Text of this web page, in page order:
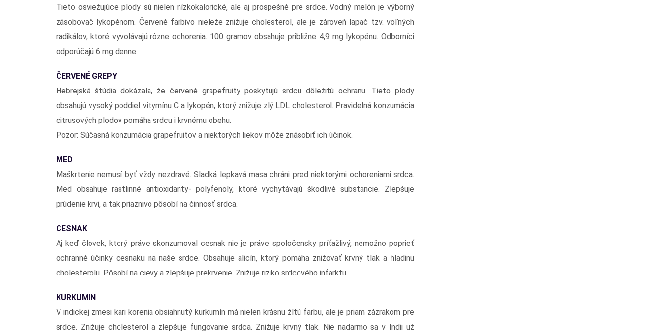
Tieto osviežujúce plody sú nielen nízkokalorické, ale aj prospešné pre srdce. Vodný melón je výborný
zásobovač lykopénom. Červené farbivo nieleže znižuje cholesterol, ale je zároveň lapač tzv. voľných
radikálov, ktoré vyvolávajú rôzne ochorenia. 100 gramov obsahuje približne 4,9 mg lykopénu. Odborníci
odporúčajú 6 mg denne.
ČERVENÉ GREPY
Hebrejská štúdia dokázala, že červené grapefruity poskytujú srdcu dôležitú ochranu. Tieto plody
obsahujú vysoký poddiel vitymínu C a lykopén, ktorý znižuje zlý LDL cholesterol. Pravidelná konzumácia
citrusových plodov pomáha srdcu i krvnému obehu.
Pozor: Súčasná konzumácia grapefruitov a niektorých liekov môže znásobiť ich účinok.
MED
Maškrtenie nemusí byť vždy nezdravé. Sladká lepkavá masa chráni pred niektorými ochoreniami srdca.
Med obsahuje rastlinné antioxidanty- polyfenoly, ktoré vychytávajú škodlivé substancie. Zlepšuje
prúdenie krvi, a tak priaznivo pôsobí na činnosť srdca.
CESNAK
Aj keď človek, ktorý práve skonzumoval cesnak nie je práve spoločensky príťažlivý, nemožno poprieť
ochranné účinky cesnaku na naše srdce. Obsahuje alicín, ktorý pomáha znižovať krvný tlak a hladinu
cholesterolu. Pôsobí na cievy a zlepšuje prekrvenie. Znižuje riziko srdcového infarktu.
KURKUMIN
V indickej zmesi kari korenia obsiahnutý kurkumín má nielen krásnu žltú farbu, ale je priam zázrakom pre
srdce. Znižuje cholesterol a zlepšuje fungovanie srdca. Znižuje krvný tlak. Nie nadarmo sa v Indii už